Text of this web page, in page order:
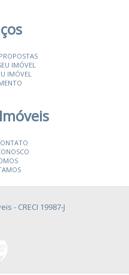
IMÓVEL
IMÓVEL
- CRECI 19987-J